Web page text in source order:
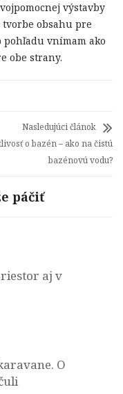
výstavby
obsahu pre
pohľadu vnímam ako
obe strany.
Nasledujúci článok
o bazén – ako na čistú
bazénovú vodu?
páčiť
aj v
O